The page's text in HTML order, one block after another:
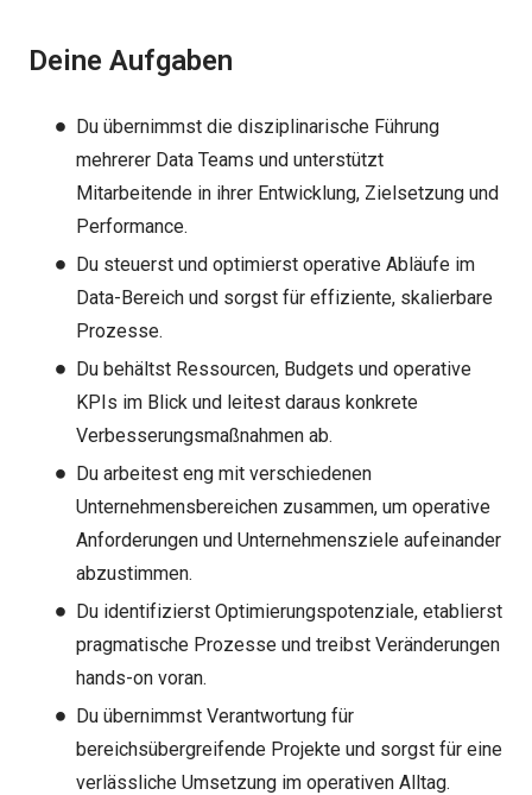
Deine Aufgaben
Du übernimmst die disziplinarische Führung
mehrerer Data Teams und unterstützt
Mitarbeitende in ihrer Entwicklung, Zielsetzung und
Performance.
Du steuerst und optimierst operative Abläufe im
Data-Bereich und sorgst für effiziente, skalierbare
Prozesse.
Du behältst Ressourcen, Budgets und operative
KPIs im Blick und leitest daraus konkrete
Verbesserungsmaßnahmen ab.
Du arbeitest eng mit verschiedenen
Unternehmensbereichen zusammen, um operative
Anforderungen und Unternehmensziele aufeinander
abzustimmen.
Du identifizierst Optimierungspotenziale, etablierst
pragmatische Prozesse und treibst Veränderungen
hands-on voran.
Du übernimmst Verantwortung für
bereichsübergreifende Projekte und sorgst für eine
verlässliche Umsetzung im operativen Alltag.